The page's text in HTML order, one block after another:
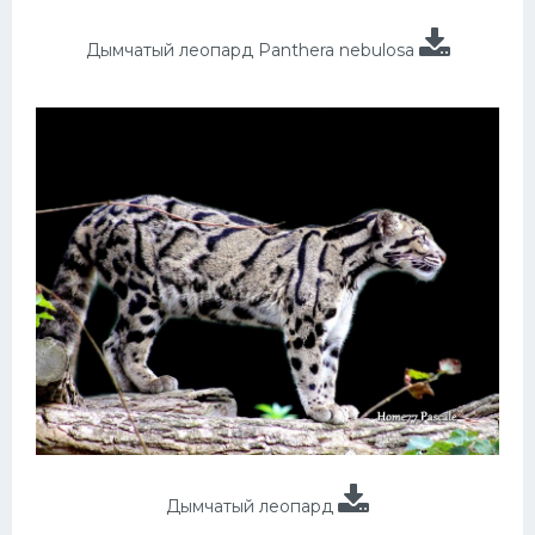
Дымчатый леопард Panthera nebulosa
Дымчатый леопард